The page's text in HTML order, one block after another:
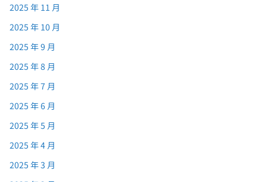
2025 年 11 月
2025 年 10 月
2025 年 9 月
2025 年 8 月
2025 年 7 月
2025 年 6 月
2025 年 5 月
2025 年 4 月
2025 年 3 月